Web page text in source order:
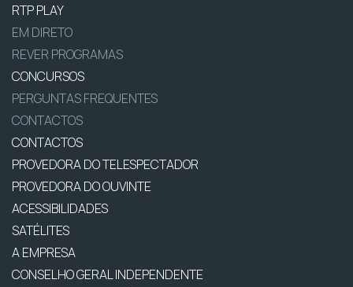
RTP PLAY
EM DIRETO
REVER PROGRAMAS
CONCURSOS
PERGUNTAS FREQUENTES
CONTACTOS
CONTACTOS
PROVEDORA DO TELESPECTADOR
PROVEDORA DO OUVINTE
ACESSIBILIDADES
SATÉLITES
A EMPRESA
CONSELHO GERAL INDEPENDENTE